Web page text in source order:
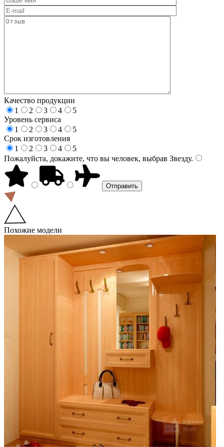
Качество продукции
1
2 3 4
5
Уровень сервиса
1
2 3 4
5
Срок изготовления
1
2 3 4
5
Пожалуйста, докажите, что вы человек, выбрав Звезду.
Похожие модели